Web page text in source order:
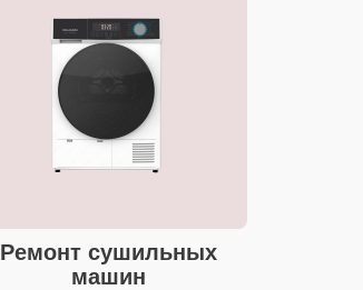
Ремонт сушильных
машин